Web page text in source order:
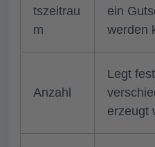
tszeitrau
m
ein
werden
Anzahl
Legt
erzeugt